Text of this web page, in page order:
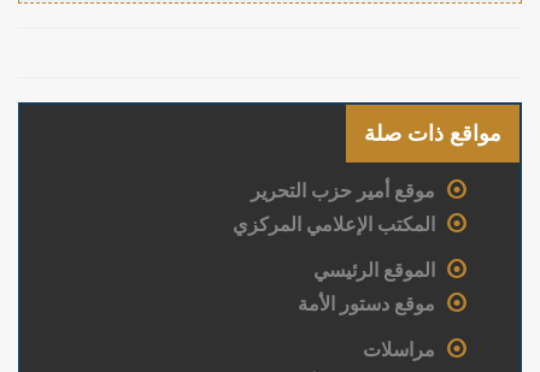
مواقع ذات صلة
موقع أمير حزب التحرير
المكتب الإعلامي المركزي
الموقع الرئيسي
موقع دستور الأمة
مراسلات